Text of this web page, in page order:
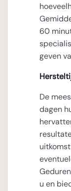
60
geven
De
dagen
u en